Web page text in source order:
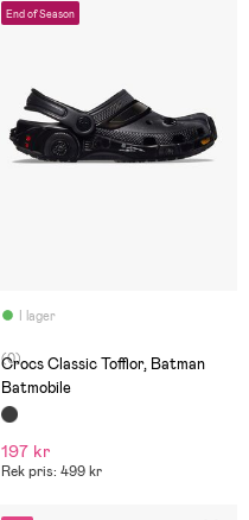
End of Season
I lager
(0)
Crocs Classic Tofflor, Batman
Batmobile
197 kr
Rek pris: 499 kr